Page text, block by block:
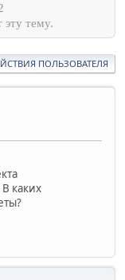
эту тему.
ПОЛЬЗОВАТЕЛЯ
В каких